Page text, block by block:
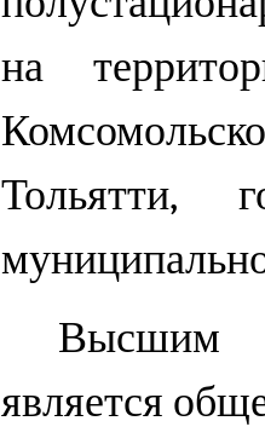
на
Тольятти,
Высшим
является